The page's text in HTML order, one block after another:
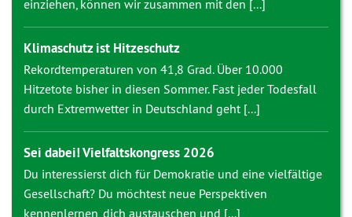
einziehen, können wir zusammen mit den [...]
Klimaschutz ist Hitzeschutz
Rekordtemperaturen von 41,8 Grad. Über 10.000
Hitzetote bisher in diesen Sommer. Fast jeder Todesfall
durch Extremwetter in Deutschland geht [...]
Sei dabei! Vielfaltskongress 2026
Du interessierst dich für Demokratie und eine vielfältige
Gesellschaft? Du möchtest neue Perspektiven
kennenlernen, dich austauschen und [...]